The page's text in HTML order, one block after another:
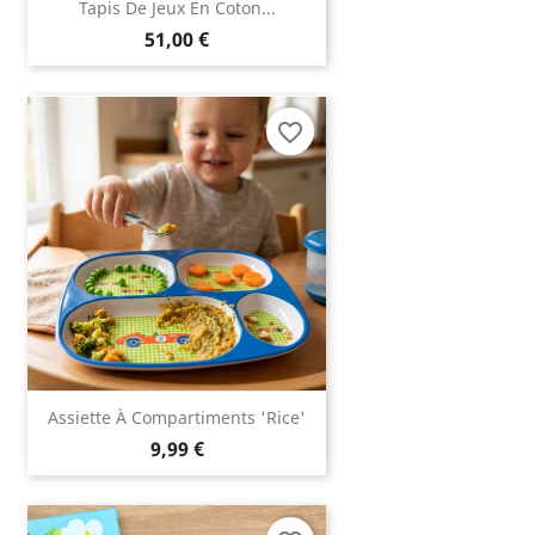
Tapis De Jeux En Coton...
51,00 €
Assiette À Compartiments 'Rice'
9,99 €
favorite_border